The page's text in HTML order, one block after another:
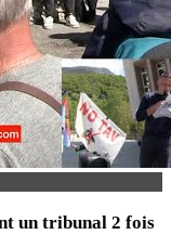
un tribunal 2 fois